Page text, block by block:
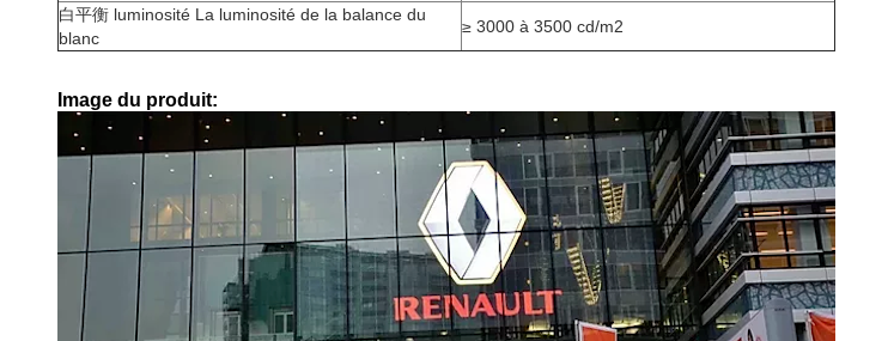
白平衡 luminosité La luminosité de la balance du
blanc
≥ 3000 à 3500 cd/m2
Image du produit: